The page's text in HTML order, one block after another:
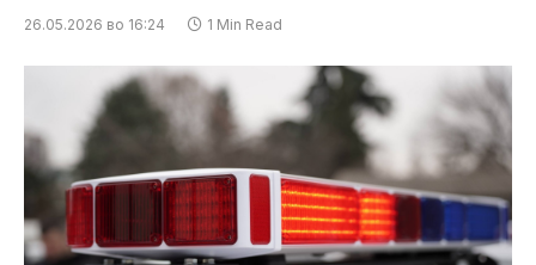
26.05.2026 во 16:24 1 Min Read